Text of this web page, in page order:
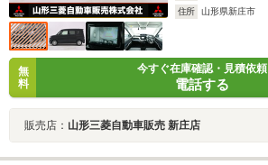
住所
山形県新庄市
無
料
今すぐ在庫確認・見積依頼
電話する
販売店： 山形三菱自動車販売 新庄店